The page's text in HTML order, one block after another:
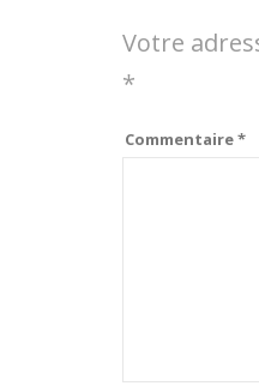
Votre
*
Commentaire*